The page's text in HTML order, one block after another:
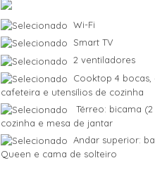
Wi-Fi
Smart TV
2 ventiladores
Cooktop 4 bocas,
cafeteira e utensílios de cozinha
Térreo: bicama
cozinha e mesa de jantar
Andar superior:
Queen e cama de solteiro